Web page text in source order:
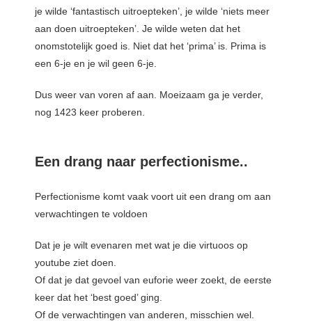
je wilde ‘fantastisch uitroepteken’, je wilde ‘niets meer
aan doen uitroepteken’. Je wilde weten dat het
onomstotelijk goed is. Niet dat het ‘prima’ is. Prima is
een 6-je en je wil geen 6-je.
Dus weer van voren af aan. Moeizaam ga je verder,
nog 1423 keer proberen.
Een drang naar perfectionisme..
Perfectionisme komt vaak voort uit een drang om aan
verwachtingen te voldoen
Dat je je wilt evenaren met wat je die virtuoos op
youtube ziet doen.
Of dat je dat gevoel van euforie weer zoekt, de eerste
keer dat het ‘best goed’ ging.
Of de verwachtingen van anderen, misschien wel.